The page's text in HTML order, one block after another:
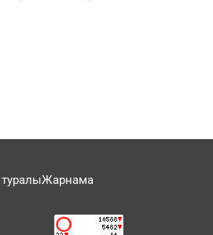
туралыЖарнама